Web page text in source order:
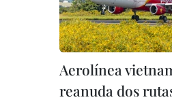
Aerolínea
reanuda dos